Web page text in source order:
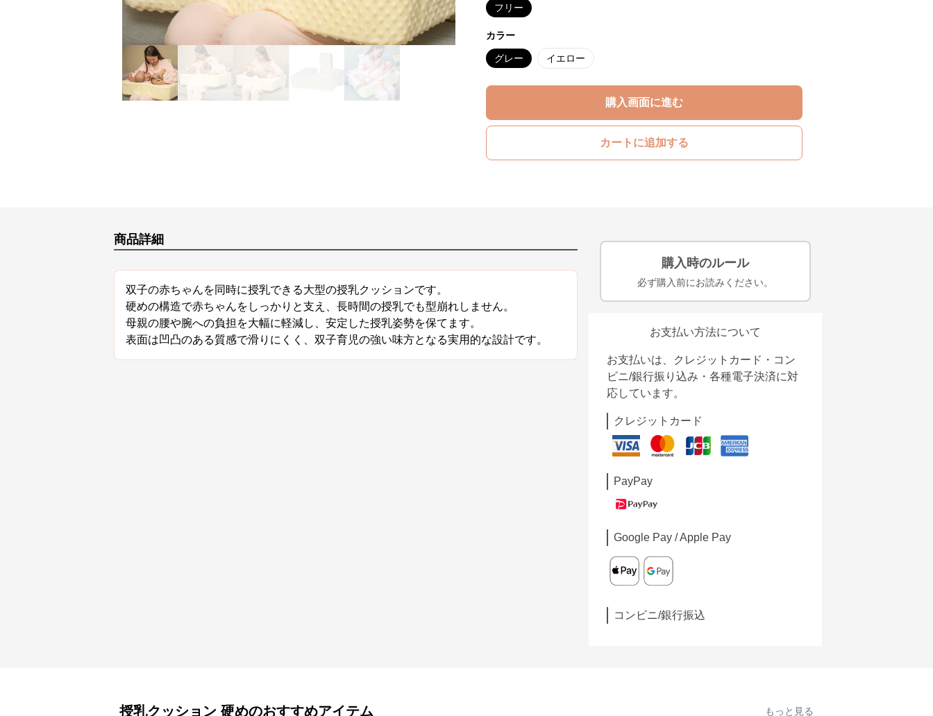
フリー
カラー
グレー イエロー
購入画面に進む
カートに追加する
商品詳細
双子の赤ちゃんを同時に授乳できる大型の授乳クッションです。
硬めの構造で赤ちゃんをしっかりと支え、長時間の授乳でも型崩れしません。
母親の腰や腕への負担を大幅に軽減し、安定した授乳姿勢を保てます。
表面は凹凸のある質感で滑りにくく、双子育児の強い味方となる実用的な設計です。
購入時のルール
必ず購入前にお読みください。
お支払い方法について
お支払いは、クレジットカード・コン
ビニ/銀行振り込み・各種電子決済に対
応しています。
クレジットカード
PayPay
Google Pay / Apple Pay
コンビニ/銀行振込
授乳クッション 硬めのおすすめアイテム もっと見る